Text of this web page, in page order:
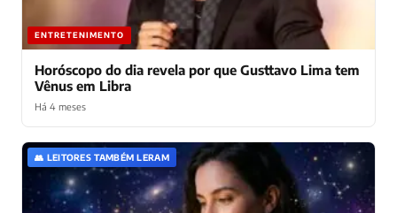
ENTRETENIMENTO
Horóscopo do dia revela por que Gusttavo Lima tem
Vênus em Libra
Há 4 meses
👥 LEITORES TAMBÉM LERAM